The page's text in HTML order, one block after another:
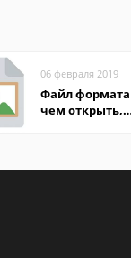
06 февраля 2019
Файл формата
чем открыть,